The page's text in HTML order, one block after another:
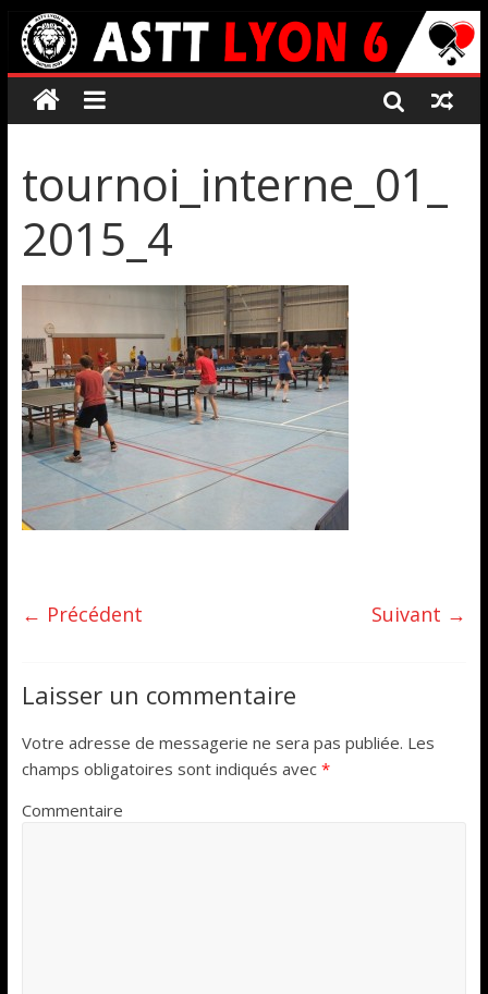
tournoi_interne_01_
2015_4
← Précédent Suivant →
Laisser un commentaire
Votre adresse de messagerie ne sera pas publiée. Les
champs obligatoires sont indiqués avec *
Commentaire